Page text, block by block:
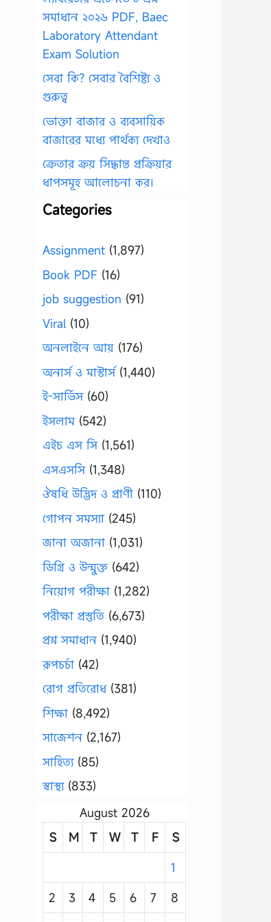
সমাধান ২০২৬ PDF, Baec
Laboratory Attendant
Exam Solution
সেবা কি? সেবার বৈশিষ্ট্য ও
গুরুত্ব
ভোক্তা বাজার ও ব্যবসায়িক
বাজারের মধ্যে পার্থক্য দেখাও
ক্রেতার ক্রয় সিদ্ধান্ত প্রক্রিয়ার
ধাপসমূহ আলোচনা কর।
Categories
Assignment (1,897)
Book PDF (16)
job suggestion (91)
Viral (10)
অনলাইনে আয় (176)
অনার্স ও মাস্টার্স(1,440)
ই-সার্ভিস(60)
ইসলাম(542)
এইচ এস সি(1,561)
এসএসসি(1,348)
ঔষধি উদ্ভিদ ও প্রাণী (110)
গোপন সমস্যা (245)
জানা অজানা (1,031)
ডিগ্রি ও উন্মুক্ত (642)
নিয়োগ পরীক্ষা (1,282)
পরীক্ষা প্রস্তুতি (6,673)
প্রশ্ন সমাধান (1,940)
রূপচর্চা (42)
রোগ প্রতিরোধ(381)
শিক্ষা (8,492)
সাজেশন (2,167)
সাহিত্য(85)
স্বাস্থ্য(833)
August 2026
S
M T W T F
S
1
2
3 4 5 6 7
8